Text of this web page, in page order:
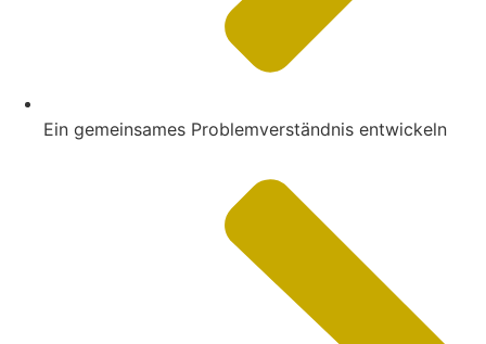
Ein gemeinsames Problemverständnis entwickeln